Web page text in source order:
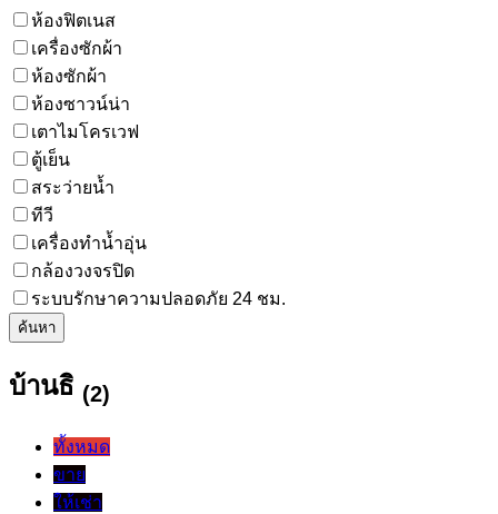
ห้องฟิตเนส
เครื่องซักผ้า
ห้องซักผ้า
ห้องซาวน์น่า
เตาไมโครเวฟ
ตู้เย็น
สระว่ายน้ำ
ทีวี
เครื่องทำน้ำอุ่น
กล้องวงจรปิด
ระบบรักษาความปลอดภัย 24 ชม.
ค้นหา
บ้านธิ (2)
ทั้งหมด
ขาย
ให้เช่า